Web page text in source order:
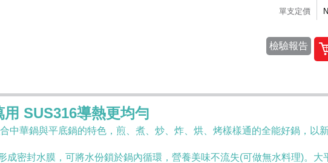
單支定價
檢驗報告
SUS316導熱更均勻
中華鍋與平底鍋的特色，煎、煮、炒、炸、烘、烤樣樣通的全能好鍋，以
成密封水膜，可將水份鎖於鍋內循環，營養美味不流失(可做無水料理)。